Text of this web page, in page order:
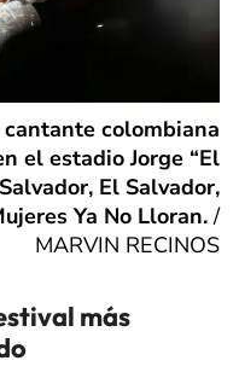
colombiana
el estadio Jorge “El
El Salvador,
Ya No Lloran. /
MARVIN RECINOS
más